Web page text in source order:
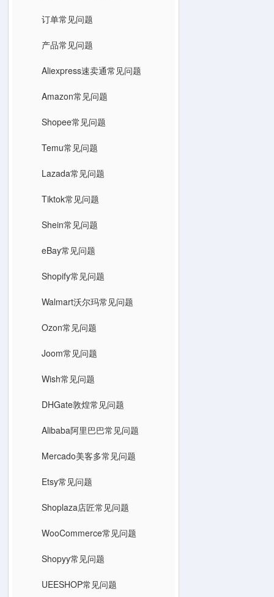
订单常见问题
产品常见问题
Aliexpress速卖通常见问题
Amazon常见问题
Shopee常见问题
Temu常见问题
Lazada常见问题
Tiktok常见问题
Shein常见问题
eBay常见问题
Shopify常见问题
Walmart沃尔玛常见问题
Ozon常见问题
Joom常见问题
Wish常见问题
DHGate敦煌常见问题
Alibaba阿里巴巴常见问题
Mercado美客多常见问题
Etsy常见问题
Shoplaza店匠常见问题
WooCommerce常见问题
Shopyy常见问题
UEESHOP常见问题